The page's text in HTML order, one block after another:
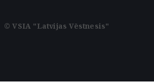
© VSIA "Latvijas Vēstnesis"